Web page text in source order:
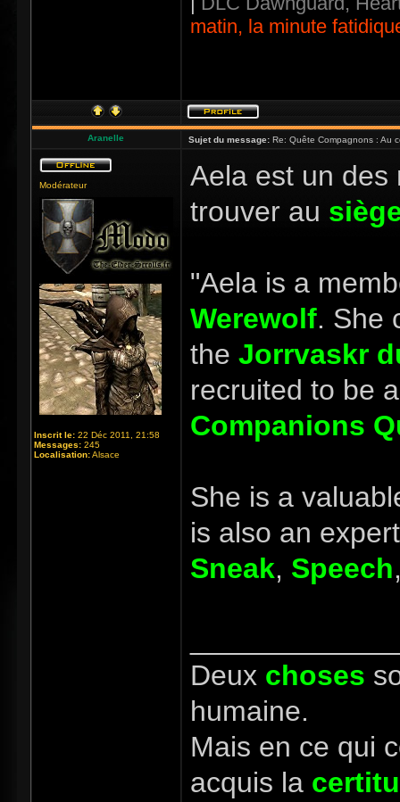
matin, la minute
Aranelle Sujet du message: Re: Quête Compagnons : Au
Modérateur
Inscrit le: 22 Déc 2011, 21:58
Messages: 245
Localisation:Alsace
Aela est un des
trouver au
"Aela is a
Werewolf. She
the Jorrvaskr
recruited to be
Companions
She is a
is also an
Sneak, Speech
Deux choses
humaine.
Mais en ce qui
acquis la